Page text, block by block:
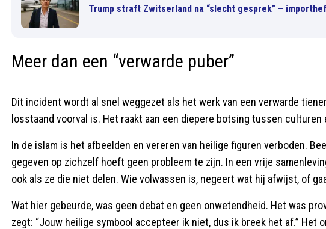
Trump straft Zwitserland na “slecht gesprek” –
Meer dan een “verwarde puber”
Dit incident wordt al snel weggezet als het werk van een verwarde
losstaand voorval is. Het raakt aan een diepere botsing tussen culturen
In de islam is het afbeelden en vereren van heilige figuren verboden.
gegeven op zichzelf hoeft geen probleem te zijn. In een vrije
ook als ze die niet delen. Wie volwassen is, negeert wat hij afwijst, of
Wat hier gebeurde, was geen debat en geen onwetendheid. Het was
zegt: “Jouw heilige symbool accepteer ik niet, dus ik breek het af.” Het